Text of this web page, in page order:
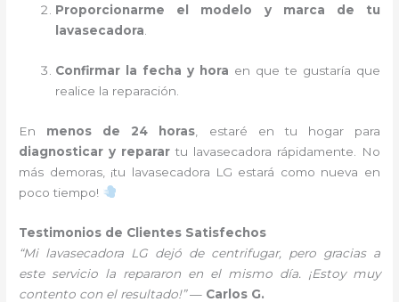
Proporcionarme el modelo y marca de tu
lavasecadora
Confirmar la fecha y hora en que te gustaría que
realice la reparación.
En menos de 24 horas , estaré en tu hogar para
diagnosticar y reparar tu lavasecadora rápidamente. No
más demoras, ¡tu lavasecadora LG estará como nueva en
poco tiempo!
Testimonios de Clientes Satisfechos
“Mi lavasecadora LG dejó de centrifugar, pero gracias a
este servicio la repararon en el mismo día. ¡Estoy muy
contento con el resultado!”— Carlos G.